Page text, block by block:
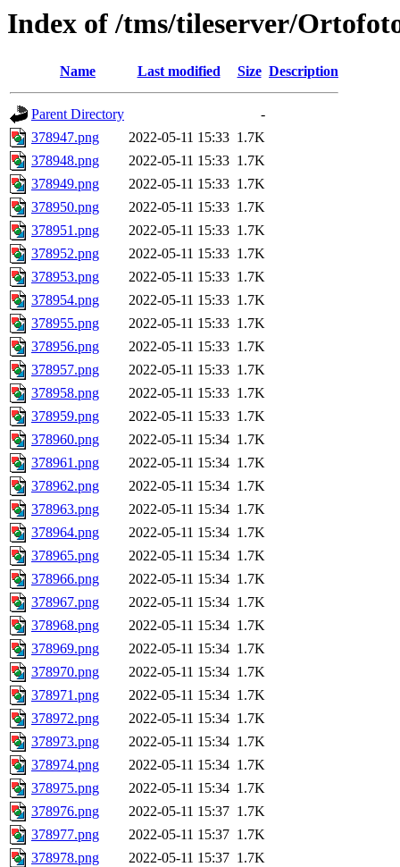
Index of /tms/tileserver/
Name Last modified Size Description
Parent Directory
-
378947.png
2022-05-11 15:33 1.7K
378948.png
2022-05-11 15:33 1.7K
378949.png
2022-05-11 15:33 1.7K
378950.png
2022-05-11 15:33 1.7K
378951.png
2022-05-11 15:33 1.7K
378952.png
2022-05-11 15:33 1.7K
378953.png
2022-05-11 15:33 1.7K
378954.png
2022-05-11 15:33 1.7K
378955.png
2022-05-11 15:33 1.7K
378956.png
2022-05-11 15:33 1.7K
378957.png
2022-05-11 15:33 1.7K
378958.png
2022-05-11 15:33 1.7K
378959.png
2022-05-11 15:33 1.7K
378960.png
2022-05-11 15:34 1.7K
378961.png
2022-05-11 15:34 1.7K
378962.png
2022-05-11 15:34 1.7K
378963.png
2022-05-11 15:34 1.7K
378964.png
2022-05-11 15:34 1.7K
378965.png
2022-05-11 15:34 1.7K
378966.png
2022-05-11 15:34 1.7K
378967.png
2022-05-11 15:34 1.7K
378968.png
2022-05-11 15:34 1.7K
378969.png
2022-05-11 15:34 1.7K
378970.png
2022-05-11 15:34 1.7K
378971.png
2022-05-11 15:34 1.7K
378972.png
2022-05-11 15:34 1.7K
378973.png
2022-05-11 15:34 1.7K
378974.png
2022-05-11 15:34 1.7K
378975.png
2022-05-11 15:34 1.7K
378976.png
2022-05-11 15:37 1.7K
378977.png
2022-05-11 15:37 1.7K
378978.png
2022-05-11 15:37 1.7K